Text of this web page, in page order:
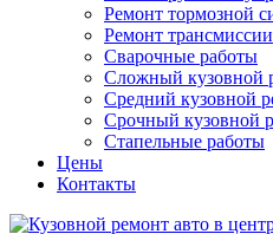
Ремонт тормозной
Ремонт трансмиссии
Сварочные работы
Сложный кузовной
Средний кузовной
Срочный кузовной
Стапельные работы
Цены
Контакты